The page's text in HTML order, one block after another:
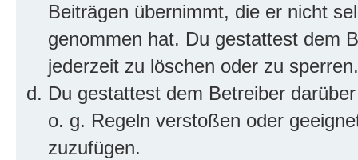
Beiträgen übernimmt, die er nicht
genommen hat. Du gestattest dem
jederzeit zu löschen oder zu sperren.
Du gestattest dem Betreiber
o. g. Regeln verstoßen oder
zuzufügen.